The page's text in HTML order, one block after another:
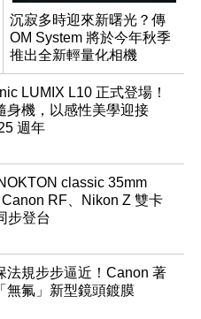
沉寂多時迎來新曙光？傳
OM System 將於今年秋季
推出全新輕量化相機
LUMIX L10 正式登場！
身機，以感性美學迎接
週年
classic 35mm
Canon RF、Nikon Z 雙卡
步登台
法規步步逼近！Canon 著
無氟」新型鏡頭鍍膜